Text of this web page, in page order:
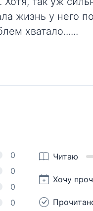
жизнь у него
хватало......
0
0
0
0
Читаю
Хочу